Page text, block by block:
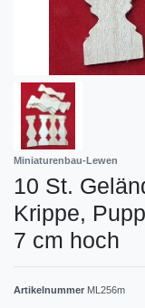
Miniaturenbau-Lewen
10 St.
Krippe,
7 cm hoch
Artikelnummer ML256m